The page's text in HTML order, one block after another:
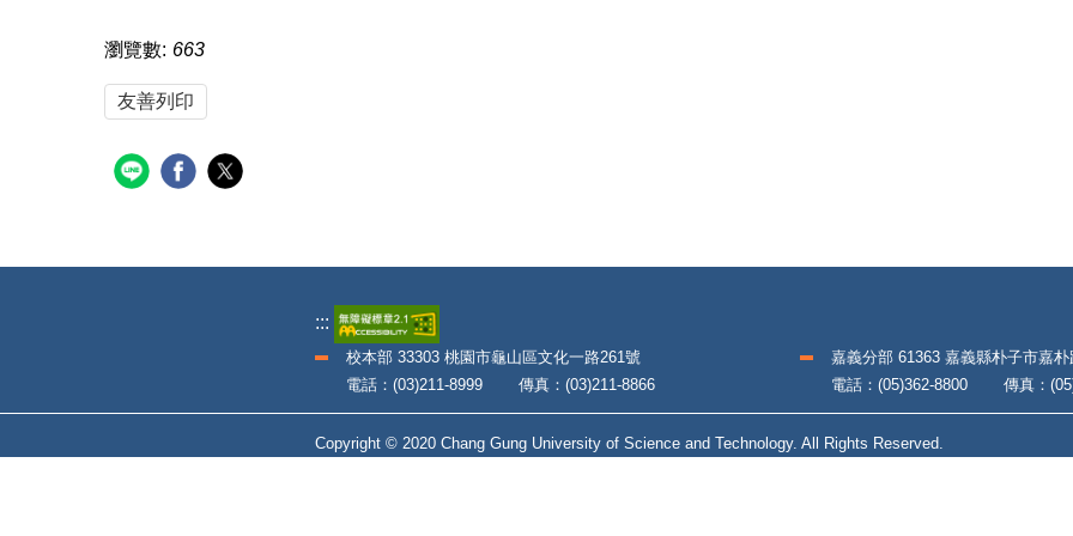
瀏覽數: 663
友善列印
:::
校本部 33303 桃園市龜山區文化一路261號
電話：(03)211-8999 傳真：(03)211-8866
嘉義分部 61363 嘉義縣朴子市嘉朴
電話：(05)362-8800 傳真：
Copyright © 2020 Chang Gung University of Science and Technology. All Rights Reserved.